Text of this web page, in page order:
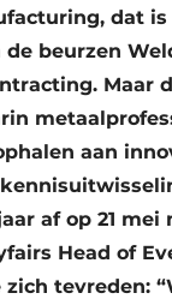
dat is
beurzen
Maar
aan
af op 21 mei
Head of
tevreden: